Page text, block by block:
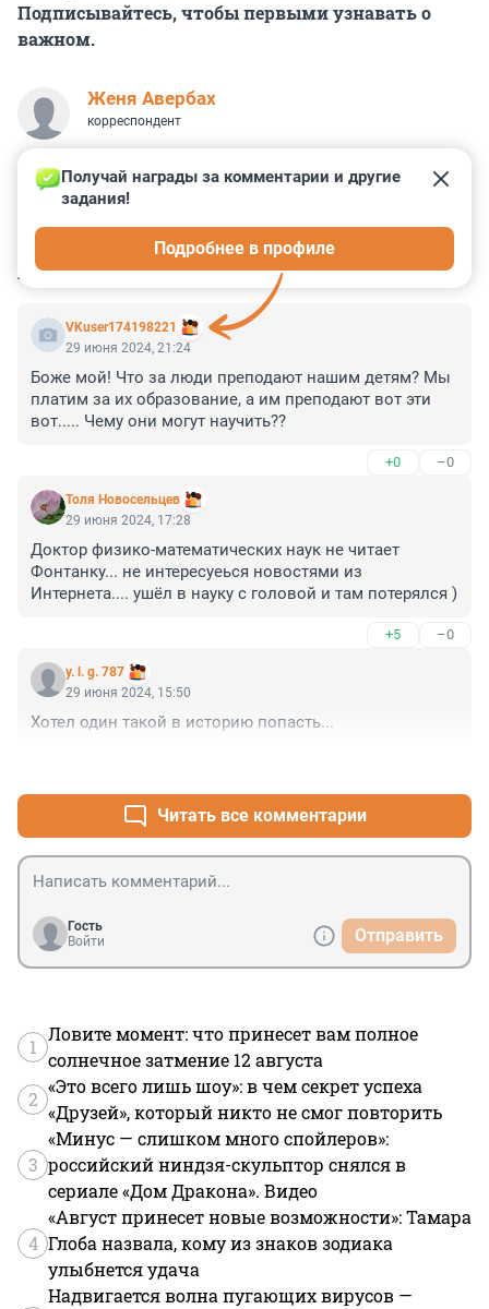
Подписывайтесь, чтобы первыми узнавать о
важном.
Женя Авербах
корреспондент
КОММЕНТАРИИ 13
VKuser174198221
Получай награды за комментарии и другие
задания!
Подробнее в профиле
29 июня 2024, 21:24
Боже мой! Что за люди преподают нашим детям? Мы
платим за их образование, а им преподают вот эти
вот..... Чему они могут научить??
+0 –0
Толя Новосельцев
29 июня 2024, 17:28
Доктор физико-математических наук не читает
Фонтанку... не интересуеься новостями из
Интернета.... ушёл в науку с головой и там потерялся )
+5 –0
y. l. g. 787
29 июня 2024, 15:50
Хотел один такой в историю попасть...
Читать все комментарии
Гость
Войти
Отправить
1
Ловите момент: что принесет вам полное
солнечное затмение 12 августа
2
«Это всего лишь шоу»: в чем секрет успеха
«Друзей», который никто не смог повторить
3
«Минус — слишком много спойлеров»:
российский ниндзя-скульптор снялся в
сериале «Дом Дракона». Видео
4
«Август принесет новые возможности»: Тамара
Глоба назвала, кому из знаков зодиака
улыбнется удача
Надвигается волна пугающих вирусов —